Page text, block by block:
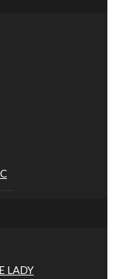
LADY